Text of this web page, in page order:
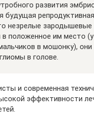
развития
будущая
незрелые зародышевые
в положенное им место
в мошонку), они
в голове.
и современная
эффективности